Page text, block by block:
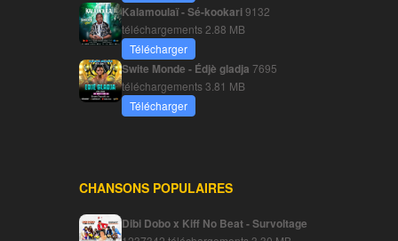
Kalamoulaï - Sé-kookari9132
téléchargements 2.88 MB
Télécharger
Swite Monde - Édjè gladja 7695
téléchargements3.81 MB
Télécharger
CHANSONS POPULAIRES
Dibi Dobo x Kiff No Beat - Survoltage